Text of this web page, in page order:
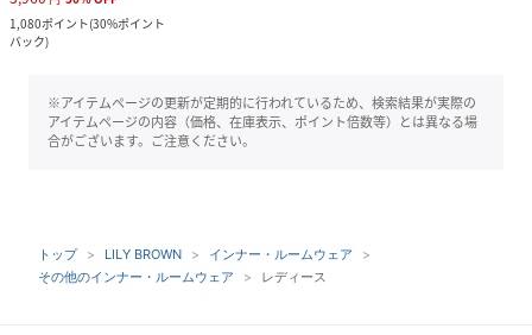
1,080ポイント(30%ポイント
バック)
※アイテムページの更新が定期的に行われているため、検索結果が実際の
アイテムページの内容（価格、在庫表示、ポイント倍数等）とは異なる場
合がございます。ご注意ください。
トップ LILY BROWN
インナー・ルームウェア
その他のインナー・ルームウェア
レディース